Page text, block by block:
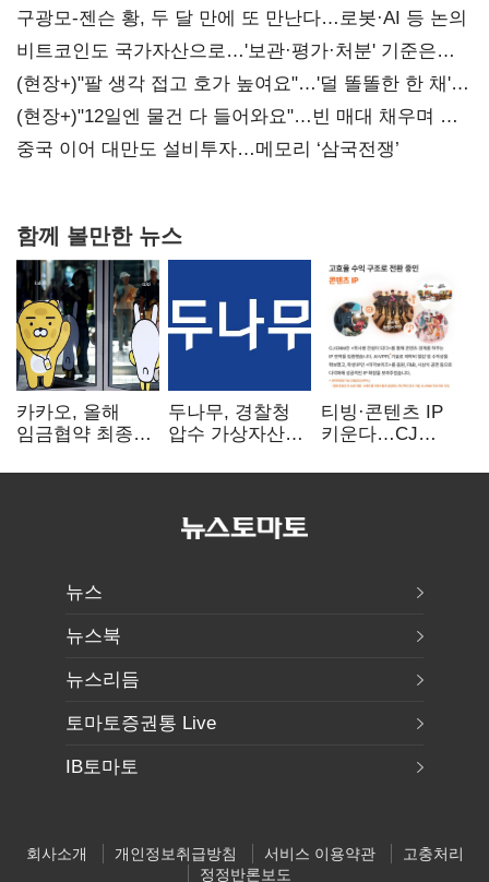
구광모-젠슨 황, 두 달 만에 또 만난다…로봇·AI 등 논의
비트코인도 국가자산으로…'보관·평가·처분' 기준은
숙제
(현장+)"팔 생각 접고 호가 높여요"…'덜 똘똘한 한 채'
20억 키맞추기
(현장+)"12일엔 물건 다 들어와요"…빈 매대 채우며 문
연 홈플러스
중국 이어 대만도 설비투자…메모리 ‘삼국전쟁’
함께 볼만한 뉴스
카카오, 올해
임금협약 최종
인상·격려금
두나무, 경찰청
압수 가상자산
커스터디 사업
티빙·콘텐츠 IP
키운다…CJ
글로벌 확장 가속
뉴스
뉴스북
뉴스리듬
토마토증권통 Live
IB토마토
회사소개 개인정보취급방침 서비스 이용약관
고충처리
정정반론보도